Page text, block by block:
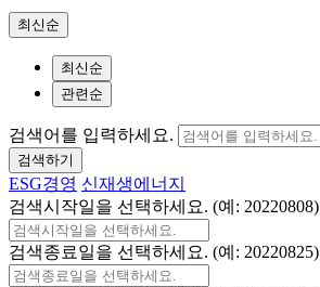
최신순
최신순
관련순
검색어를 입력하세요.
검색하기
ESG경영 신재생에너지
검색시작일을 선택하세요. (예: 20220808)
검색종료일을 선택하세요. (예: 20220825)